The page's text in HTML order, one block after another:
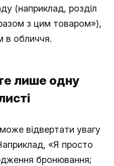
(наприклад, розділ
з цим товаром»),
в обличчя.
лише одну
відвертати увагу
«Я просто
бронювання;